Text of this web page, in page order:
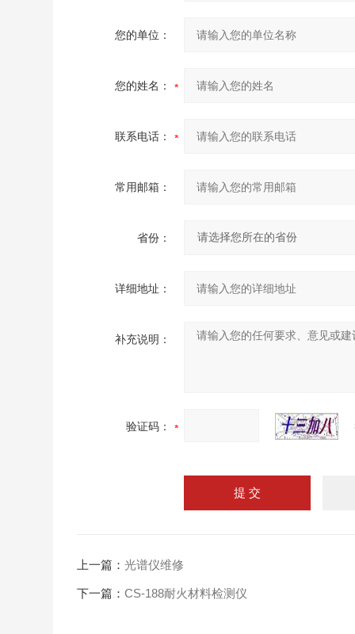
您的单位：
您的姓名：
联系电话：
常用邮箱：
省份：
详细地址：
补充说明：
验证码：
上一篇：光谱仪维修
下一篇：CS-188耐火材料检测仪